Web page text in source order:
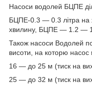
Насоси водолей БЦПЕ
БЦПЕ-0.3 ― 0.3 літра на
хвилину, БЦПЕ — 1.2 —
Також насоси Водолей
висоти, на которю насос
16 — до 25 м (тиск на
25 — до 32 м (тиск на